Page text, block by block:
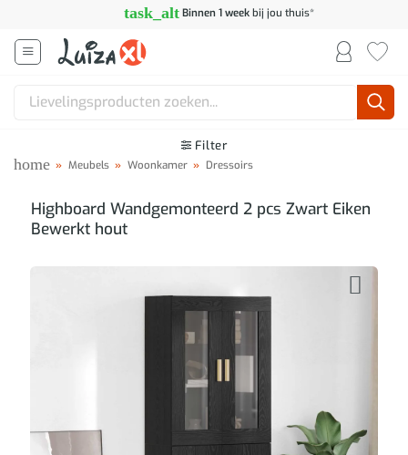
inhoud
task_alt Binnen 1 weekbij jou thuis*
Zoeken
Filter
home » Meubels » Woonkamer » Dressoirs
Highboard Wandgemonteerd 2 pcs Zwart Eiken
Bewerkt hout